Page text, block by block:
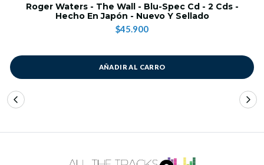
Roger Waters - The Wall - Blu-Spec Cd - 2 Cds -
Hecho En Japón - Nuevo Y Sellado
$45.900
AÑADIR AL CARRO